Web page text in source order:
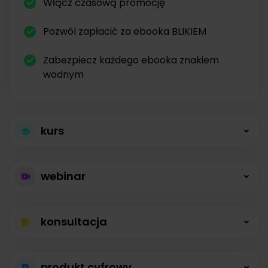
Pozwól zapłacić za ebooka BLIKIEM
Zabezpiecz każdego ebooka znakiem
wodnym
kurs
kursów
Kursy online z modułami, lekcjami, nagraniami i
opisami dostępne od zaraz.
webinar
bez limitów
konsultacja